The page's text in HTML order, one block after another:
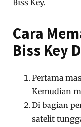
Biss Key.
Cara
Biss Key
Pertama
Kemudian
Di bagian
satelit